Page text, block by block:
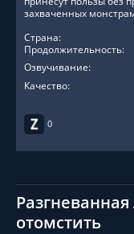
0
захваченных
Страна:
Продолжительность:
Озвучивание:
Качество:
отомстить